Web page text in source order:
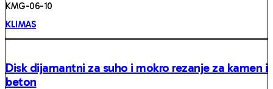
KMG-06-10
KLIMAS
Disk dijamantni za suho i mokro rezanje za kamen i
beton